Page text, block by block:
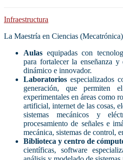
Infraestructura
La Maestría en Ciencias
Aulas equipadas con
para fortalecer la enseñanza
dinámico e innovador.
Laboratorios especializados
generación, que permiten
experimentales en áreas como
artificial, internet de las cosas,
sistemas mecánicos y
procesamiento de señales e
mecánica, sistemas de control,
Biblioteca y centro de
científicas, software